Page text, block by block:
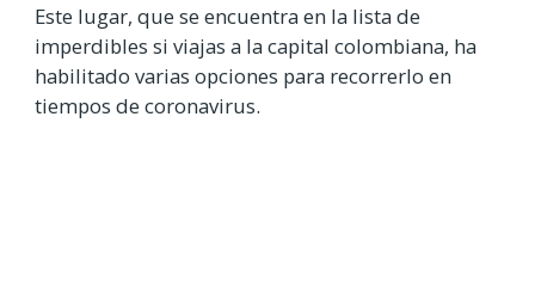
Este lugar, que se encuentra en la lista de
imperdibles si viajas a la capital colombiana, ha
habilitado varias opciones para recorrerlo en
tiempos de coronavirus.